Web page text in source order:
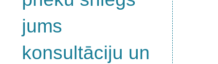
jums
konsultāciju un